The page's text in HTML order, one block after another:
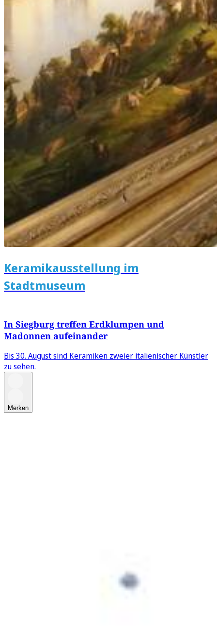
Keramikausstellung im
Stadtmuseum
In Siegburg treffen Erdklumpen und
Madonnen aufeinander
Bis 30. August sind Keramiken zweier italienischer Künstler
zu sehen.
Merken